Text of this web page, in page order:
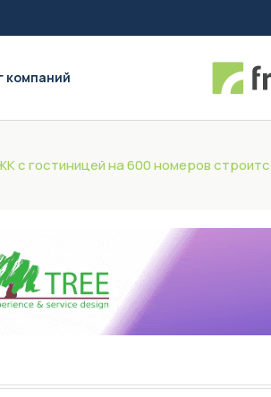
компаний
с гостиницей на 600 номеров